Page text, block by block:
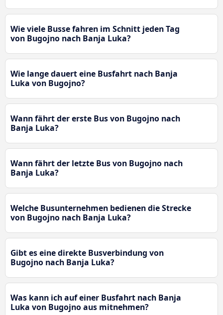
Wie viele Busse fahren im Schnitt jeden Tag
von Bugojno nach Banja Luka?
Wie lange dauert eine Busfahrt nach Banja
Luka von Bugojno?
Wann fährt der erste Bus von Bugojno nach
Banja Luka?
Wann fährt der letzte Bus von Bugojno nach
Banja Luka?
Welche Busunternehmen bedienen die Strecke
von Bugojno nach Banja Luka?
Gibt es eine direkte Busverbindung von
Bugojno nach Banja Luka?
Was kann ich auf einer Busfahrt nach Banja
Luka von Bugojno aus mitnehmen?